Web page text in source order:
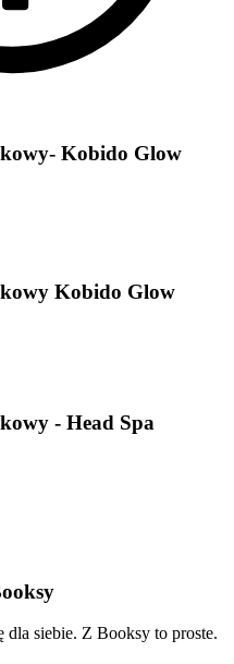
Kobido Glow
Kobido Glow
- Head Spa
siebie. Z Booksy to proste.